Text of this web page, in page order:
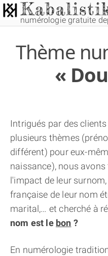
numérologie gratuite
Thème
«
Intrigués par des
plusieurs thèmes
différent) pour eux-
naissance), nous
l'impact de leur
française de leur nom
marital,… et cherché à
nom est le bon ?
En numérologie
THÈME
THÈME